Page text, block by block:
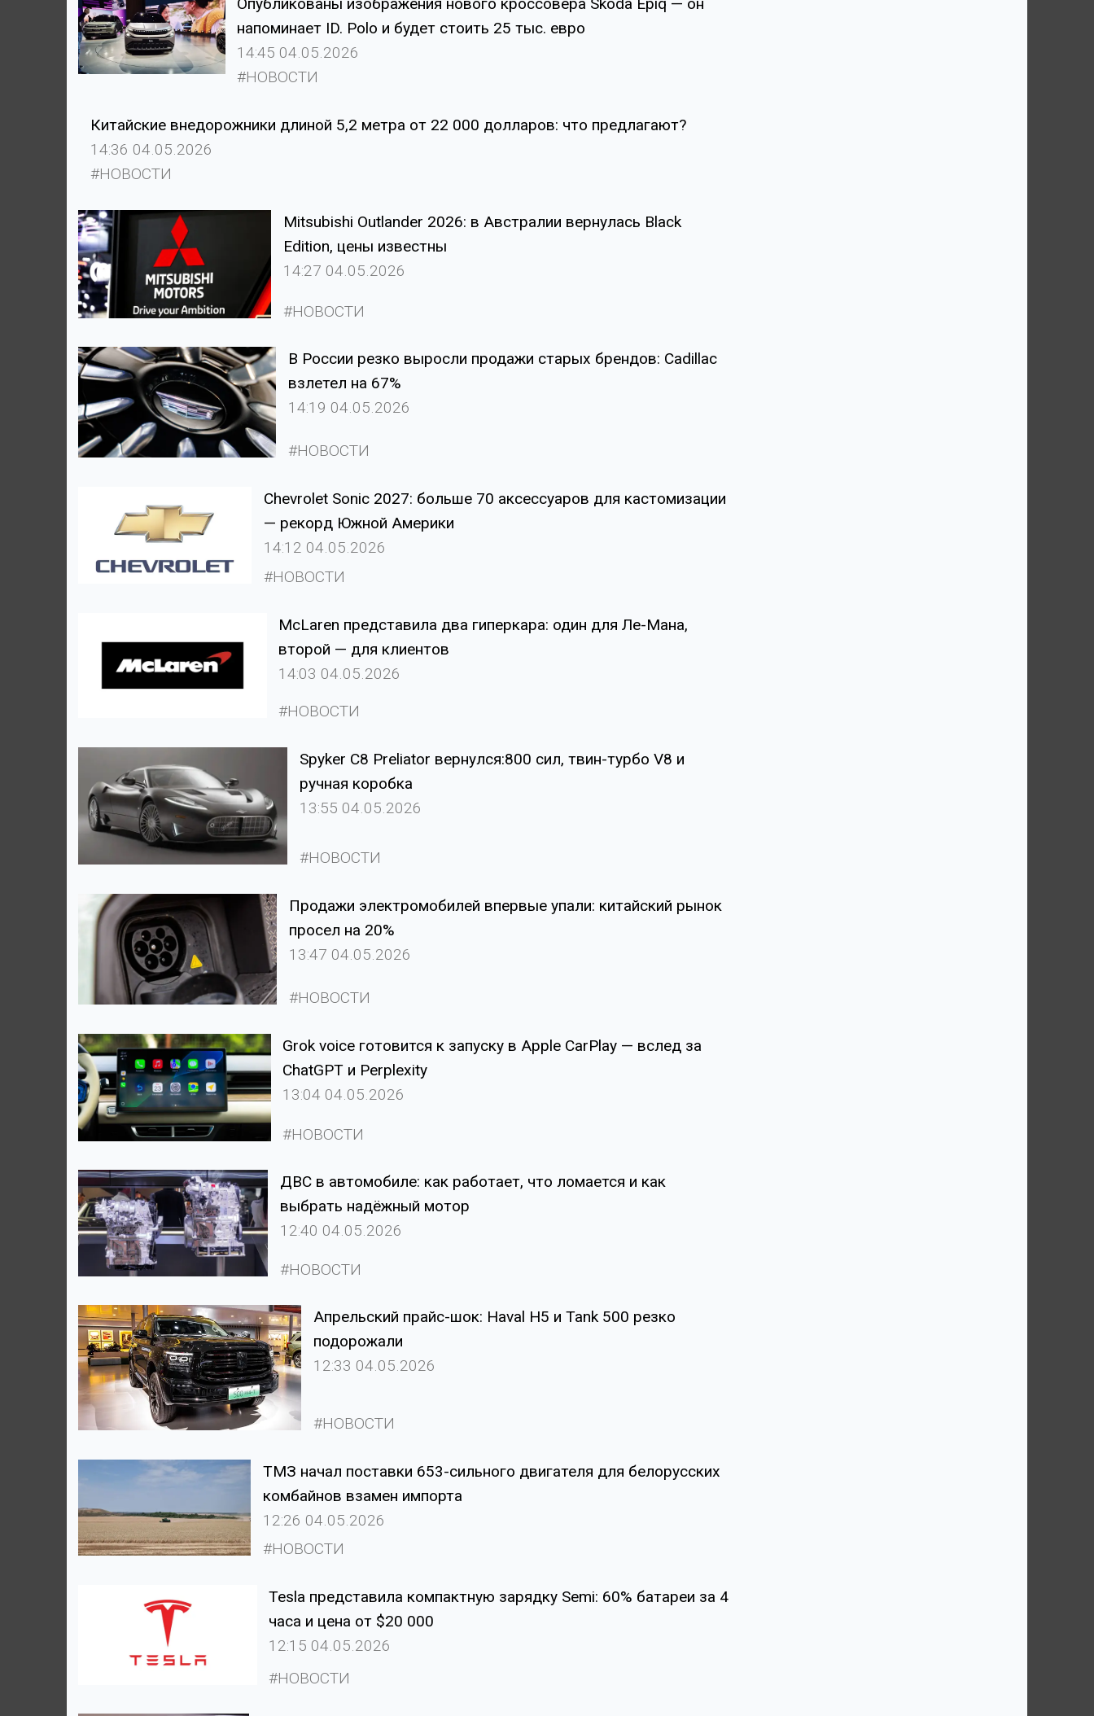
Опубликованы изображения нового кроссовера Skoda Epiq — он
напоминает ID. Polo и будет стоить 25 тыс. евро
14:45 04.05.2026
#НОВОСТИ
Китайские внедорожники длиной 5,2 метра от 22 000 долларов: что предлагают?
14:36 04.05.2026
#НОВОСТИ
Mitsubishi Outlander 2026: в Австралии вернулась Black
Edition, цены известны
14:27 04.05.2026
#НОВОСТИ
В России резко выросли продажи старых брендов: Cadillac
взлетел на 67%
14:19 04.05.2026
#НОВОСТИ
Chevrolet Sonic 2027: больше 70 аксессуаров для кастомизации
— рекорд Южной Америки
14:12 04.05.2026
#НОВОСТИ
McLaren представила два гиперкара: один для Ле-Мана,
второй — для клиентов
14:03 04.05.2026
#НОВОСТИ
Spyker C8 Preliator вернулся:800 сил, твин-турбо V8 и
ручная коробка
13:55 04.05.2026
#НОВОСТИ
Продажи электромобилей впервые упали: китайский рынок
просел на 20%
13:47 04.05.2026
#НОВОСТИ
Grok voice готовится к запуску в Apple CarPlay — вслед за
ChatGPT и Perplexity
13:04 04.05.2026
#НОВОСТИ
ДВС в автомобиле: как работает, что ломается и как
выбрать надёжный мотор
12:40 04.05.2026
#НОВОСТИ
Апрельский прайс-шок: Haval H5 и Tank 500 резко
подорожали
12:33 04.05.2026
#НОВОСТИ
ТМЗ начал поставки 653-сильного двигателя для белорусских
комбайнов взамен импорта
12:26 04.05.2026
#НОВОСТИ
Tesla представила компактную зарядку Semi: 60% батареи за 4
часа и цена от $20 000
12:15 04.05.2026
#НОВОСТИ